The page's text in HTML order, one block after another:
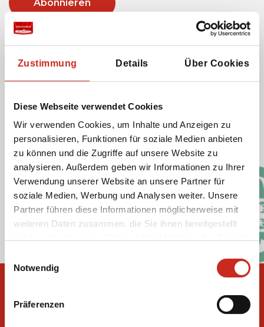
Zustimmung Details Über Cookies
Diese Webseite verwendet Cookies
Wir verwenden Cookies, um Inhalte und Anzeigen zu
personalisieren, Funktionen für soziale Medien anbieten
zu können und die Zugriffe auf unsere Website zu
analysieren. Außerdem geben wir Informationen zu Ihrer
Verwendung unserer Website an unsere Partner für
soziale Medien, Werbung und Analysen weiter. Unsere
Partner führen diese Informationen möglicherweise mit
weiteren Daten zusammen, die Sie ihnen bereitgestellt
Notwendig
Präferenzen
Cookies und Datenschutz
Die Website von Dimsum Reisen verwendet
Social-Media-Cookies.
Cookie-Richtlinie Dimsum Reisen
Datenschutzrichtlinie
Soziale Medien